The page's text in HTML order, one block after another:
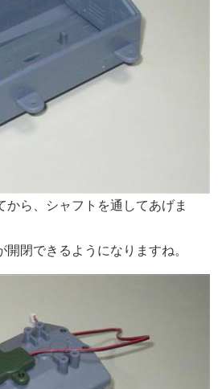
から、シャフトを通してあげま
閉できるようになりますね。